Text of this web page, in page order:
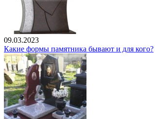
09.03.2023
Какие формы памятника бывают и для кого?